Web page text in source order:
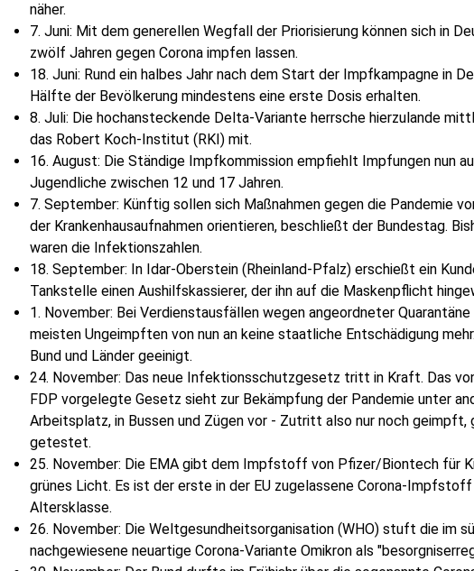
näher.
7. Juni: Mit dem generellen Wegfall der Priorisierung können sich in
zwölf Jahren gegen Corona impfen lassen.
18. Juni: Rund ein halbes Jahr nach dem Start der Impfkampagne in
Hälfte der Bevölkerung mindestens eine erste Dosis erhalten.
8. Juli: Die hochansteckende Delta-Variante herrsche hierzulande
das Robert Koch-Institut (RKI) mit.
16. August: Die Ständige Impfkommission empfiehlt Impfungen nun
Jugendliche zwischen 12 und 17 Jahren.
7. September: Künftig sollen sich Maßnahmen gegen die Pandemie
der Krankenhausaufnahmen orientieren, beschließt der Bundestag.
waren die Infektionszahlen.
18. September: In Idar-Oberstein (Rheinland-Pfalz) erschießt ein
Tankstelle einen Aushilfskassierer, der ihn auf die Maskenpflicht
1. November: Bei Verdienstausfällen wegen angeordneter
meisten Ungeimpften von nun an keine staatliche Entschädigung
Bund und Länder geeinigt.
24. November: Das neue Infektionsschutzgesetz tritt in Kraft. Das
FDP vorgelegte Gesetz sieht zur Bekämpfung der Pandemie unter
Arbeitsplatz, in Bussen und Zügen vor - Zutritt also nur noch geimpft,
getestet.
25. November: Die EMA gibt dem Impfstoff von Pfizer/Biontech für
grünes Licht. Es ist der erste in der EU zugelassene Corona-
Altersklasse.
26. November: Die Weltgesundheitsorganisation (WHO) stuft die im
nachgewiesene neuartige Corona-Variante Omikron als